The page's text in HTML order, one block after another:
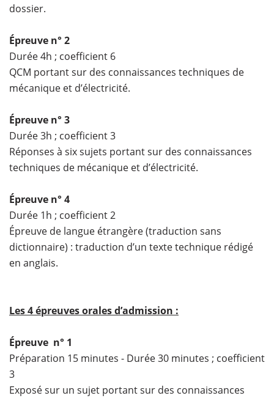
dossier.
Épreuve n° 2
Durée 4h ; coefficient 6
QCM portant sur des connaissances techniques de
mécanique et d’électricité.
Épreuve n° 3
Durée 3h ; coefficient 3
Réponses à six sujets portant sur des connaissances
techniques de mécanique et d’électricité.
Épreuve n° 4
Durée 1h ; coefficient 2
Épreuve de langue étrangère (traduction sans
dictionnaire) : traduction d’un texte technique rédigé
en anglais.
Les 4 épreuves orales d’admission :
Épreuve n° 1
Préparation 15 minutes - Durée 30 minutes ; coefficient
3
Exposé sur un sujet portant sur des connaissances